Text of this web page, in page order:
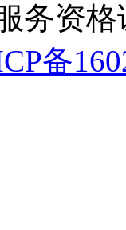
务资
备